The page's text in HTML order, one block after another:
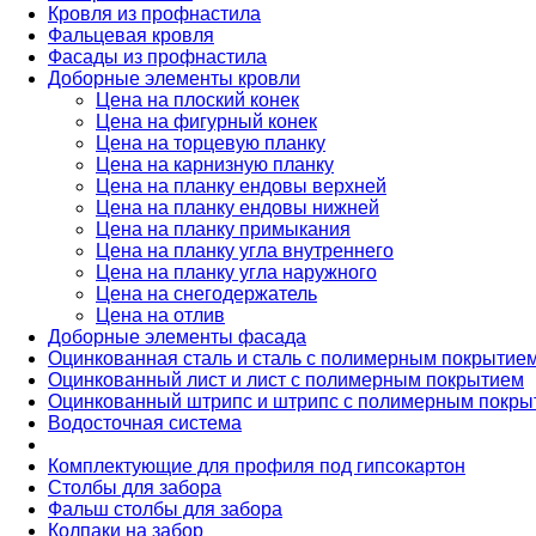
Кровля из профнастила
Фальцевая кровля
Фасады из профнастила
Доборные элементы кровли
Цена на плоский конек
Цена на фигурный конек
Цена на торцевую планку
Цена на карнизную планку
Цена на планку ендовы верхней
Цена на планку ендовы нижней
Цена на планку примыкания
Цена на планку угла внутреннего
Цена на планку угла наружного
Цена на снегодержатель
Цена на отлив
Доборные элементы фасада
Оцинкованная сталь и сталь с полимерным
Оцинкованный лист и лист с полимерным покрытием
Оцинкованный штрипс и штрипс с полимерным
Водосточная система
Комплектующие для профиля под гипсокартон
Столбы для забора
Фальш столбы для забора
Колпаки на забор